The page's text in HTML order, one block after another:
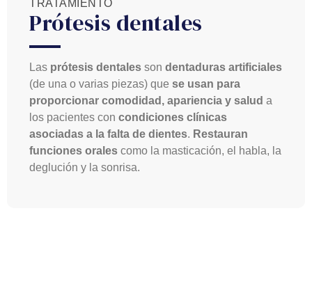
TRATAMIENTO
Prótesis dentales
Las prótesis dentales son dentaduras artificiales
(de una o varias piezas) que se usan para
proporcionar comodidad, apariencia y salud a
los pacientes con condiciones clínicas
asociadas a la falta de dientes. Restauran
funciones orales como la masticación, el habla, la
deglución y la sonrisa.